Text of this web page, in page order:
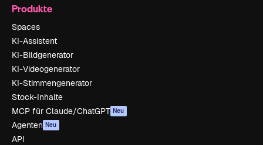
Produkte
Spaces
KI-Assistent
KI-Bildgenerator
KI-Videogenerator
KI-Stimmengenerator
Stock-Inhalte
MCP für Claude/ChatGPT Neu
Agenten Neu
API